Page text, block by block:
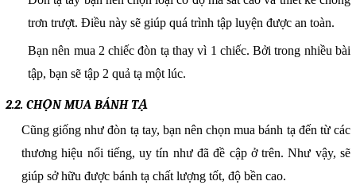
trơn trượt. Điều này sẽ giúp quá trình tập luyện được an toàn.
Bạn nên mua 2 chiếc đòn tạ thay vì 1 chiếc. Bởi trong nhiều bài
tập, bạn sẽ tập 2 quả tạ một lúc.
2.2. CHỌN MUA BÁNH TẠ
Cũng giống như đòn tạ tay, bạn nên chọn mua bánh tạ đến từ các
thương hiệu nổi tiếng, uy tín như đã đề cập ở trên. Như vậy, sẽ
giúp sở hữu được bánh tạ chất lượng tốt, độ bền cao.